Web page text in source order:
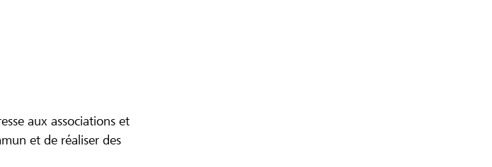
aux associations et
et de réaliser des